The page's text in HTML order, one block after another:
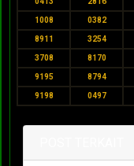
1008 0382
8911 3254
3708 8170
9195 8794
9198 0497